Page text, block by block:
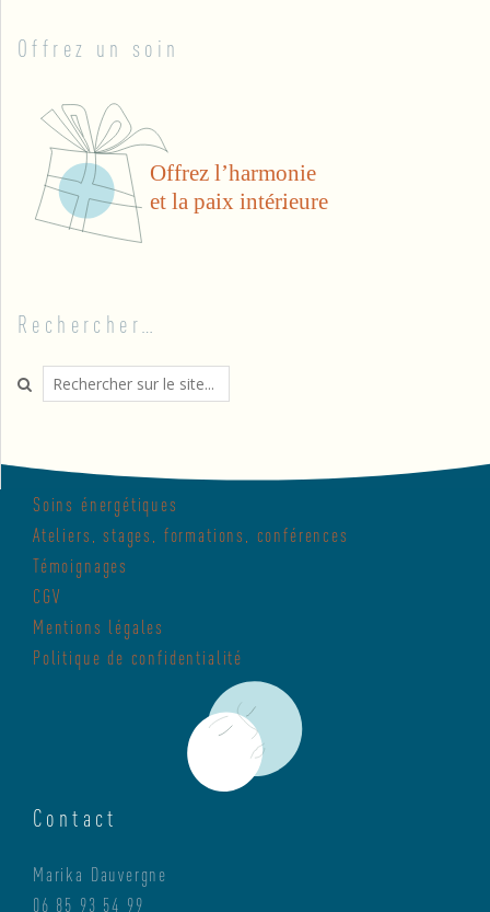
Offrez un soin
Rechercher…
Search
Soins énergétiques
Ateliers, stages, formations, conférences
Témoignages
CGV
Mentions légales
Politique de confidentialité
Contact
Marika Dauvergne
06 85 93 54 99